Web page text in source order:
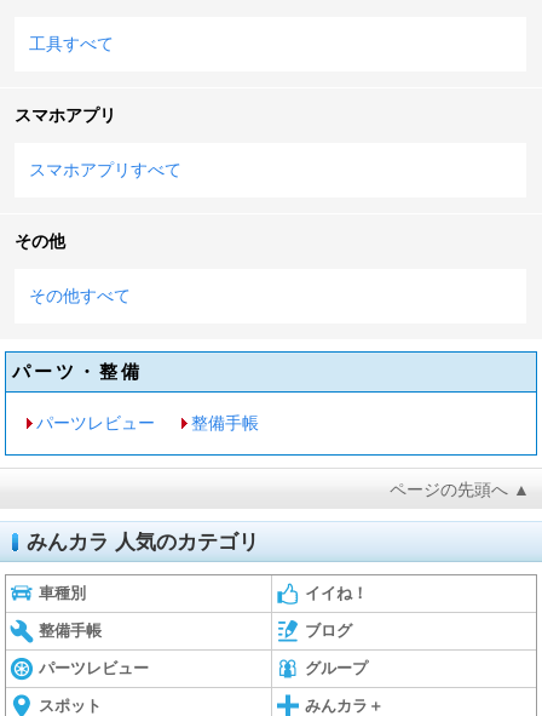
工具すべて
スマホアプリ
スマホアプリすべて
その他
その他すべて
パーツ・整備
パーツレビュー 整備手帳
ページの先頭へ ▲
みんカラ 人気のカテゴリ
車種別 イイね！
整備手帳 ブログ
パーツレビュー グループ
スポット みんカラ＋